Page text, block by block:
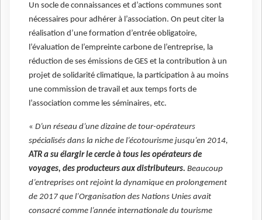
Un socle de connaissances et d’actions communes sont
nécessaires pour adhérer à l’association. On peut citer la
réalisation d’une formation d’entrée obligatoire,
l’évaluation de l’empreinte carbone de l’entreprise, la
réduction de ses émissions de GES et la contribution à un
projet de solidarité climatique, la participation à au moins
une commission de travail et aux temps forts de
l’association comme les séminaires, etc.
« D’un réseau d’une dizaine de tour-opérateurs
spécialisés dans la niche de l’écotourisme jusqu’en 2014,
ATR a su élargir le cercle à tous les opérateurs de
voyages, des producteurs aux distributeurs. Beaucoup
d’entreprises ont rejoint la dynamique en prolongement
de 2017 que l’Organisation des Nations Unies avait
consacré comme l’année internationale du tourisme